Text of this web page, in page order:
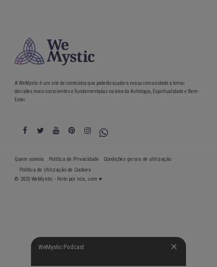
WeMystic Podcast
A WeMystic é um site de conteúdos que poderão ajudar a nossa comunidade a tomar
decisões mais conscientes e fundamentadas na área da Astrologia, Espiritualidade e Bem-
Estar.
WeMystic Podcast
Quem somos Política de Privacidade
Condições gerais de utilização
Política de Utilização de Cookies
© 2025 WeMystic - Feito por nós, com ♥